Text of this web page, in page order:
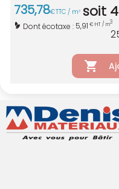
735,78€TTC / m3 soit
Dont écotaxe : 5,91 € HT / m3